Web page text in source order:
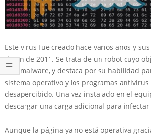
Este virus fue creado hace varios años y
datan de 2011. Se trata de un robot cuyo
otro malware, y destaca por su habilidad
sistema operativo y los programas antivirus
desapercibido. Una vez instalado en el
descargar una carga adicional para
Aunque la página ya no está operativa